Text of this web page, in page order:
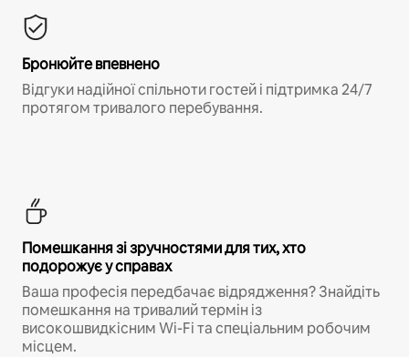
Бронюйте впевнено
Відгуки надійної спільноти гостей і підтримка 24/7
протягом тривалого перебування.
Помешкання зі зручностями для тих, хто
подорожує у справах
Ваша професія передбачає відрядження? Знайдіть
помешкання на тривалий термін із
високошвидкісним Wi-Fi та спеціальним робочим
місцем.